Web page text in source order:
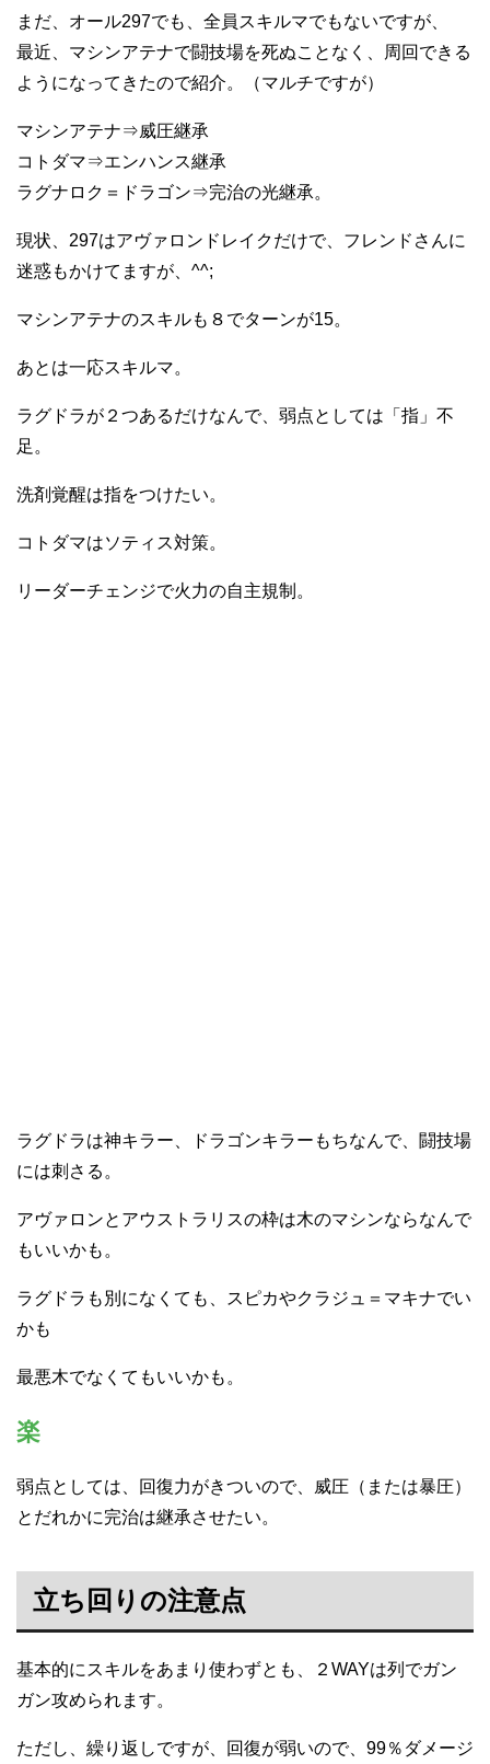
まだ、オール297でも、全員スキルマでもないですが、
最近、マシンアテナで闘技場を死ぬことなく、周回できる
ようになってきたので紹介。（マルチですが）
マシンアテナ⇒威圧継承
コトダマ⇒エンハンス継承
ラグナロク＝ドラゴン⇒完治の光継承。
現状、297はアヴァロンドレイクだけで、フレンドさんに
迷惑もかけてますが、^^;
マシンアテナのスキルも８でターンが15。
あとは一応スキルマ。
ラグドラが２つあるだけなんで、弱点としては「指」不
足。
洗剤覚醒は指をつけたい。
コトダマはソティス対策。
リーダーチェンジで火力の自主規制。
ラグドラは神キラー、ドラゴンキラーもちなんで、闘技場
には刺さる。
アヴァロンとアウストラリスの枠は木のマシンならなんで
もいいかも。
ラグドラも別になくても、スピカやクラジュ＝マキナでい
かも
最悪木でなくてもいいかも。
楽
弱点としては、回復力がきついので、威圧（または暴圧）
とだれかに完治は継承させたい。
立ち回りの注意点
基本的にスキルをあまり使わずとも、２WAYは列でガン
ガン攻められます。
ただし、繰り返しですが、回復が弱いので、99％ダメージ